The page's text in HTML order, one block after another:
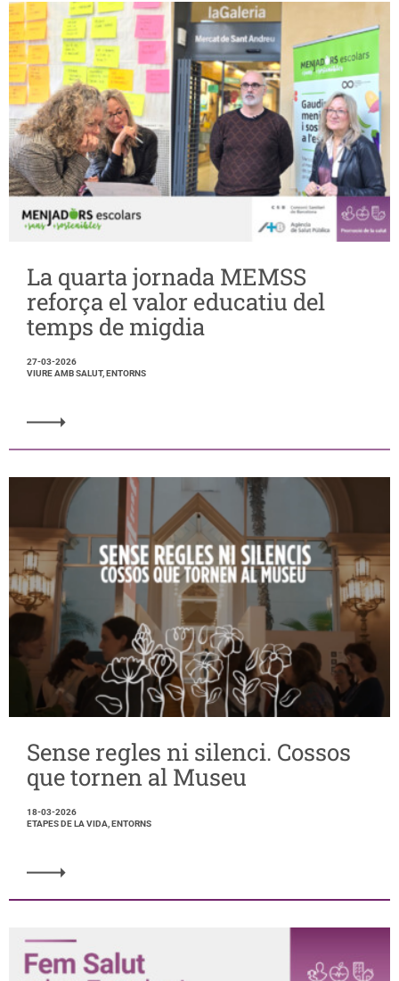
La quarta jornada MEMSS
reforça el valor educatiu del
temps de migdia
27-03-2026
VIURE AMB SALUT, ENTORNS
Sense regles ni silenci. Cossos
que tornen al Museu
18-03-2026
ETAPES DE LA VIDA, ENTORNS